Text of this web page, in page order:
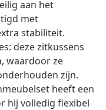
aan het
met
stabiliteit.
deze zitkussens
waardoor ze
zijn.
heeft een
hij volledig flexibel